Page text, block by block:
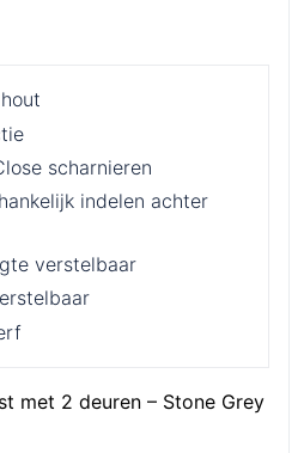
scharnieren
indelen achter
verstelbaar
met 2 deuren – Stone Grey